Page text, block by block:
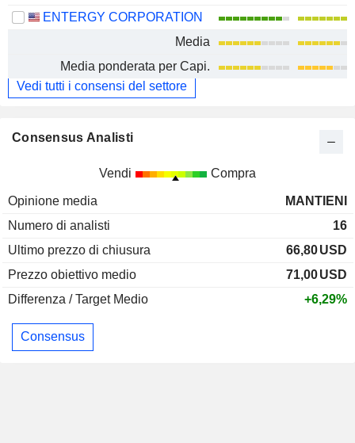
ENTERGY CORPORATION
Media
Media ponderata per Capi.
Vedi tutti i consensi del settore
Consensus Analisti
Vendi Compra
Opinione media
MANTIENI
Numero di analisti
16
Ultimo prezzo di chiusura
66,80USD
Prezzo obiettivo medio
71,00USD
Differenza / Target Medio
+6,29%
Consensus